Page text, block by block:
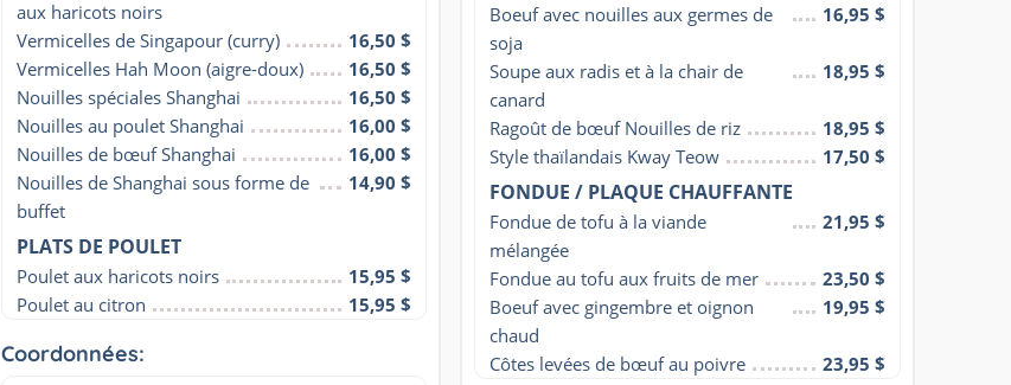
aux haricots noirs
Vermicelles de Singapour (curry)
16,50 $
Vermicelles Hah Moon (aigre-doux)
16,50 $
Nouilles spéciales Shanghai
16,50 $
Nouilles au poulet Shanghai
16,00 $
Nouilles de bœuf Shanghai
16,00 $
Nouilles de Shanghai sous forme de
buffet
14,90 $
PLATS DE POULET
Poulet aux haricots noirs
15,95 $
Poulet au citron
15,95 $
Coordonnées:
Boeuf avec nouilles aux germes de
soja
16,95 $
Soupe aux radis et à la chair de
canard
18,95 $
Ragoût de bœuf Nouilles de riz
18,95 $
Style thaïlandais Kway Teow
17,50 $
FONDUE / PLAQUE CHAUFFANTE
Fondue de tofu à la viande
mélangée
21,95 $
Fondue au tofu aux fruits de mer
23,50 $
Boeuf avec gingembre et oignon
chaud
19,95 $
Côtes levées de bœuf au poivre 23,95 $